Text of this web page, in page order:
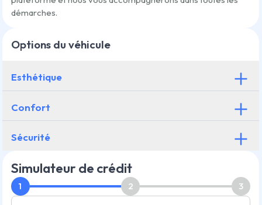
démarches.
Options du véhicule
Esthétique
Confort
Sécurité
Simulateur de crédit
1 2 3